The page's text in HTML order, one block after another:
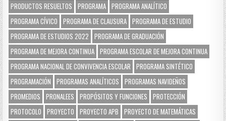
PRODUCTOS RESUELTOS
PROGRAMA PROGRAMA ANALÍTICO
PROGRAMA CÍVICO
PROGRAMA DE CLAUSURA PROGRAMA DE ESTUDIO
PROGRAMA DE ESTUDIOS 2022
PROGRAMA DE GRADUACIÓN
PROGRAMA DE MEJORA CONTINUA PROGRAMA ESCOLAR DE MEJORA CONTINUA
PROGRAMA NACIONAL DE CONVIVENCIA ESCOLAR
PROGRAMA SINTÉTICO
PROGRAMACIÓN
PROGRAMAS ANALÍTICOS
PROGRAMAS NAVIDEÑOS
PROMEDIOS
PRONALEES PROPÓSITOS Y FUNCIONES
PROTECCIÓN
PROTOCOLO
PROYECTO PROYECTO APB
PROYECTO DE MATEMÁTICAS